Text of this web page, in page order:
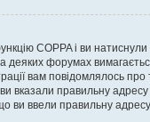
COPPA і ви натиснули
деяких форумах
вам повідомлялось
вказали правильну
ви ввели правильну